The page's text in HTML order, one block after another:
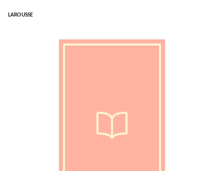
LAROUSSE